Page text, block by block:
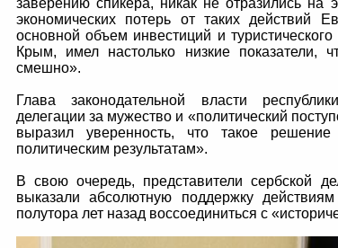
заверению спикера, никак не отразились
экономических потерь от таких
основной объем инвестиций и
Крым, имел настолько низкие показатели,
смешно».
Глава законодательной власти
делегации за мужество и «политический
выразил уверенность, что такое
политическим результатам».
В свою очередь, представители сербской
выказали абсолютную поддержку
полутора лет назад воссоединиться с